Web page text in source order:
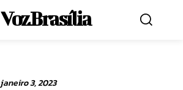
Voz Brasília
janeiro 3, 2023